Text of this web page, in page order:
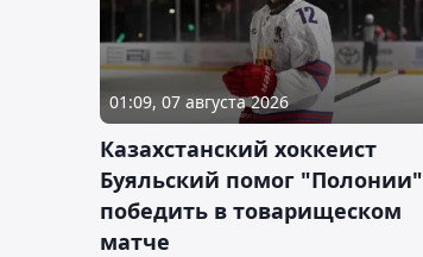
01:09, 07 августа 2026
Казахстанский хоккеист
Буяльский помог "Полонии"
победить в товарищеском
матче